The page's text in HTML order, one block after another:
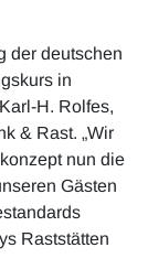
der deutschen
in
H. Rolfes,
& Rast. „Wir
nun die
Gästen
Raststätten